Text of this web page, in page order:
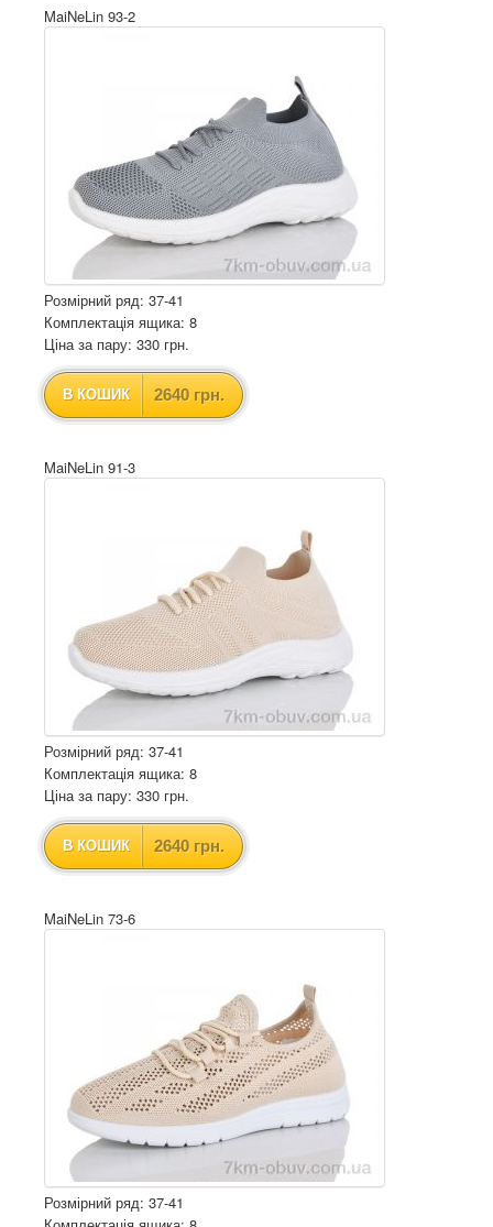
MaiNeLin 93-2
Розмірний ряд: 37-41
Комплектація ящика: 8
Ціна за пару: 330 грн.
В КОШИК 2640 грн.
MaiNeLin 91-3
Розмірний ряд: 37-41
Комплектація ящика: 8
Ціна за пару: 330 грн.
В КОШИК 2640 грн.
MaiNeLin 73-6
Розмірний ряд: 37-41